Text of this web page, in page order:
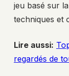
jeu basé sur
techniques et
Lire aussi:
regardés de